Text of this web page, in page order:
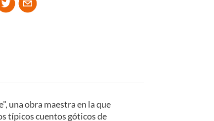
una obra maestra en la que
típicos cuentos góticos de